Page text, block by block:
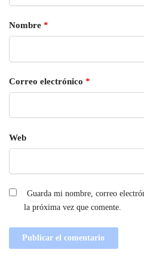
Nombre *
Correo electrónico *
Web
Guarda mi nombre, correo
la próxima vez que comente.